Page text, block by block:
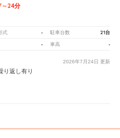
～24分
式 - 駐車台数 21台
- 車高 -
2026年7月24日 更新
返し有り